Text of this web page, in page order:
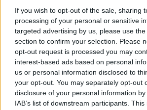
If you wish to opt-out of the sale, sharing
processing of your personal or sensitive
targeted advertising by us, please use
section to confirm your selection. Please
opt-out request is processed you may
interest-based ads based on personal
us or personal information disclosed to
your opt-out. You may separately opt-out
disclosure of your personal information
IAB’s list of downstream participants.
Shtuarmë27.05.2025 12:07
Tags:
Artan Lames , homazhe
miq , në nderim